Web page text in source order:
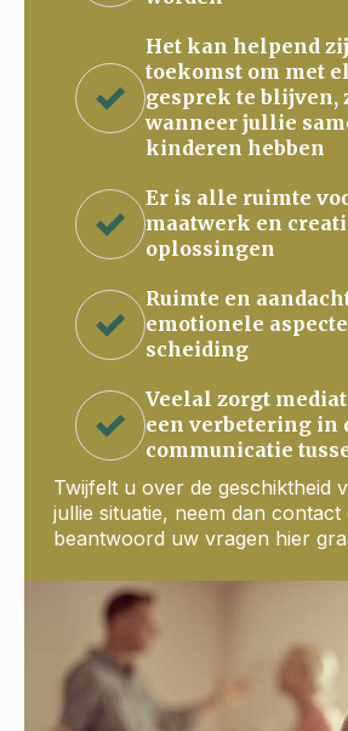
Het kan helpend
toekomst om met
gesprek te blijven,
wanneer jullie
kinderen hebben
Er is alle ruimte
maatwerk en
oplossingen
Ruimte en
emotionele
scheiding
Veelal zorgt
een verbetering in
communicatie
Twijfelt u over de geschiktheid
jullie situatie, neem dan contact
beantwoord uw vragen hier